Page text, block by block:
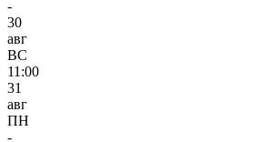
-
30
авг
ВС
11:00
31
авг
ПН
-